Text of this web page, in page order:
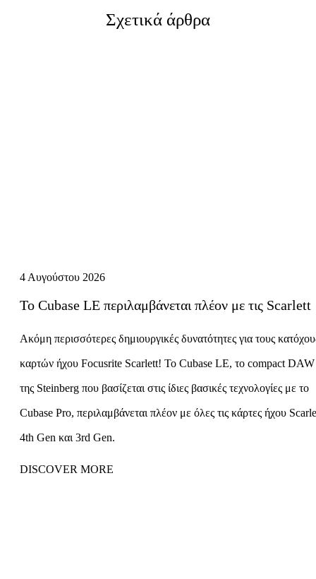
Σχετικά άρθρα
4 Αυγούστου 2026
Το Cubase LE περιλαμβάνεται πλέον με τις Scarlett
Ακόμη περισσότερες δημιουργικές δυνατότητες για τους
καρτών ήχου Focusrite Scarlett! Το Cubase LE, το compact DAW
της Steinberg που βασίζεται στις ίδιες βασικές τεχνολογίες με το
Cubase Pro, περιλαμβάνεται πλέον με όλες τις κάρτες ήχου
4th Gen και 3rd Gen.
DISCOVER MORE